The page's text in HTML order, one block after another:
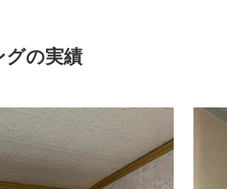
グの実績